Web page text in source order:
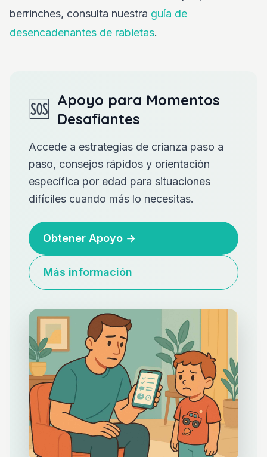
berrinches, consulta nuestra guía de
desencadenantes de rabietas.
🆘 Apoyo para Momentos
Desafiantes
Accede a estrategias de crianza paso a
paso, consejos rápidos y orientación
específica por edad para situaciones
difíciles cuando más lo necesitas.
Obtener Apoyo →
Más información